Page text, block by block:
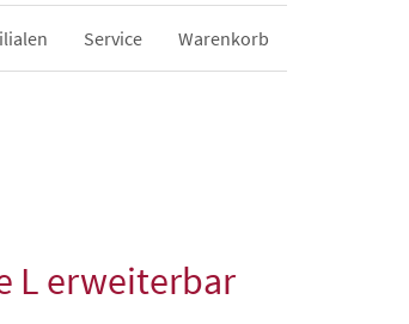
Service Warenkorb
L erweiterbar